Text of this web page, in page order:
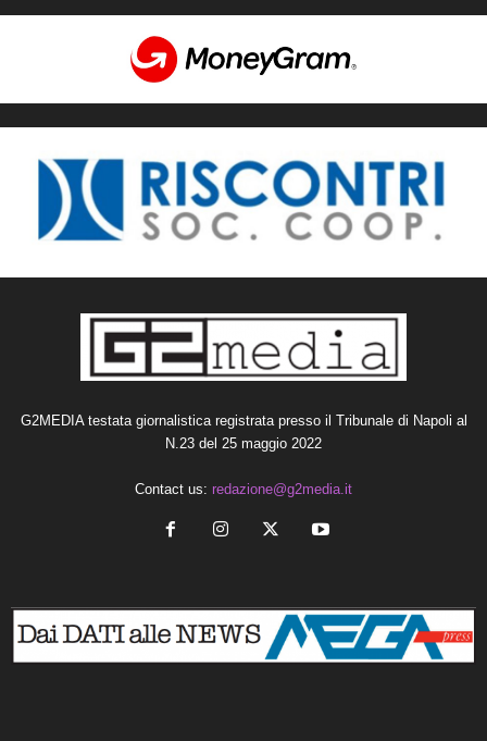
G2MEDIA testata giornalistica registrata presso il Tribunale di Napoli al
N.23 del 25 maggio 2022
Contact us: redazione@g2media.it